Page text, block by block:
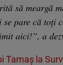
să meargă
pare că toți
aici!”, a
Tamaș la